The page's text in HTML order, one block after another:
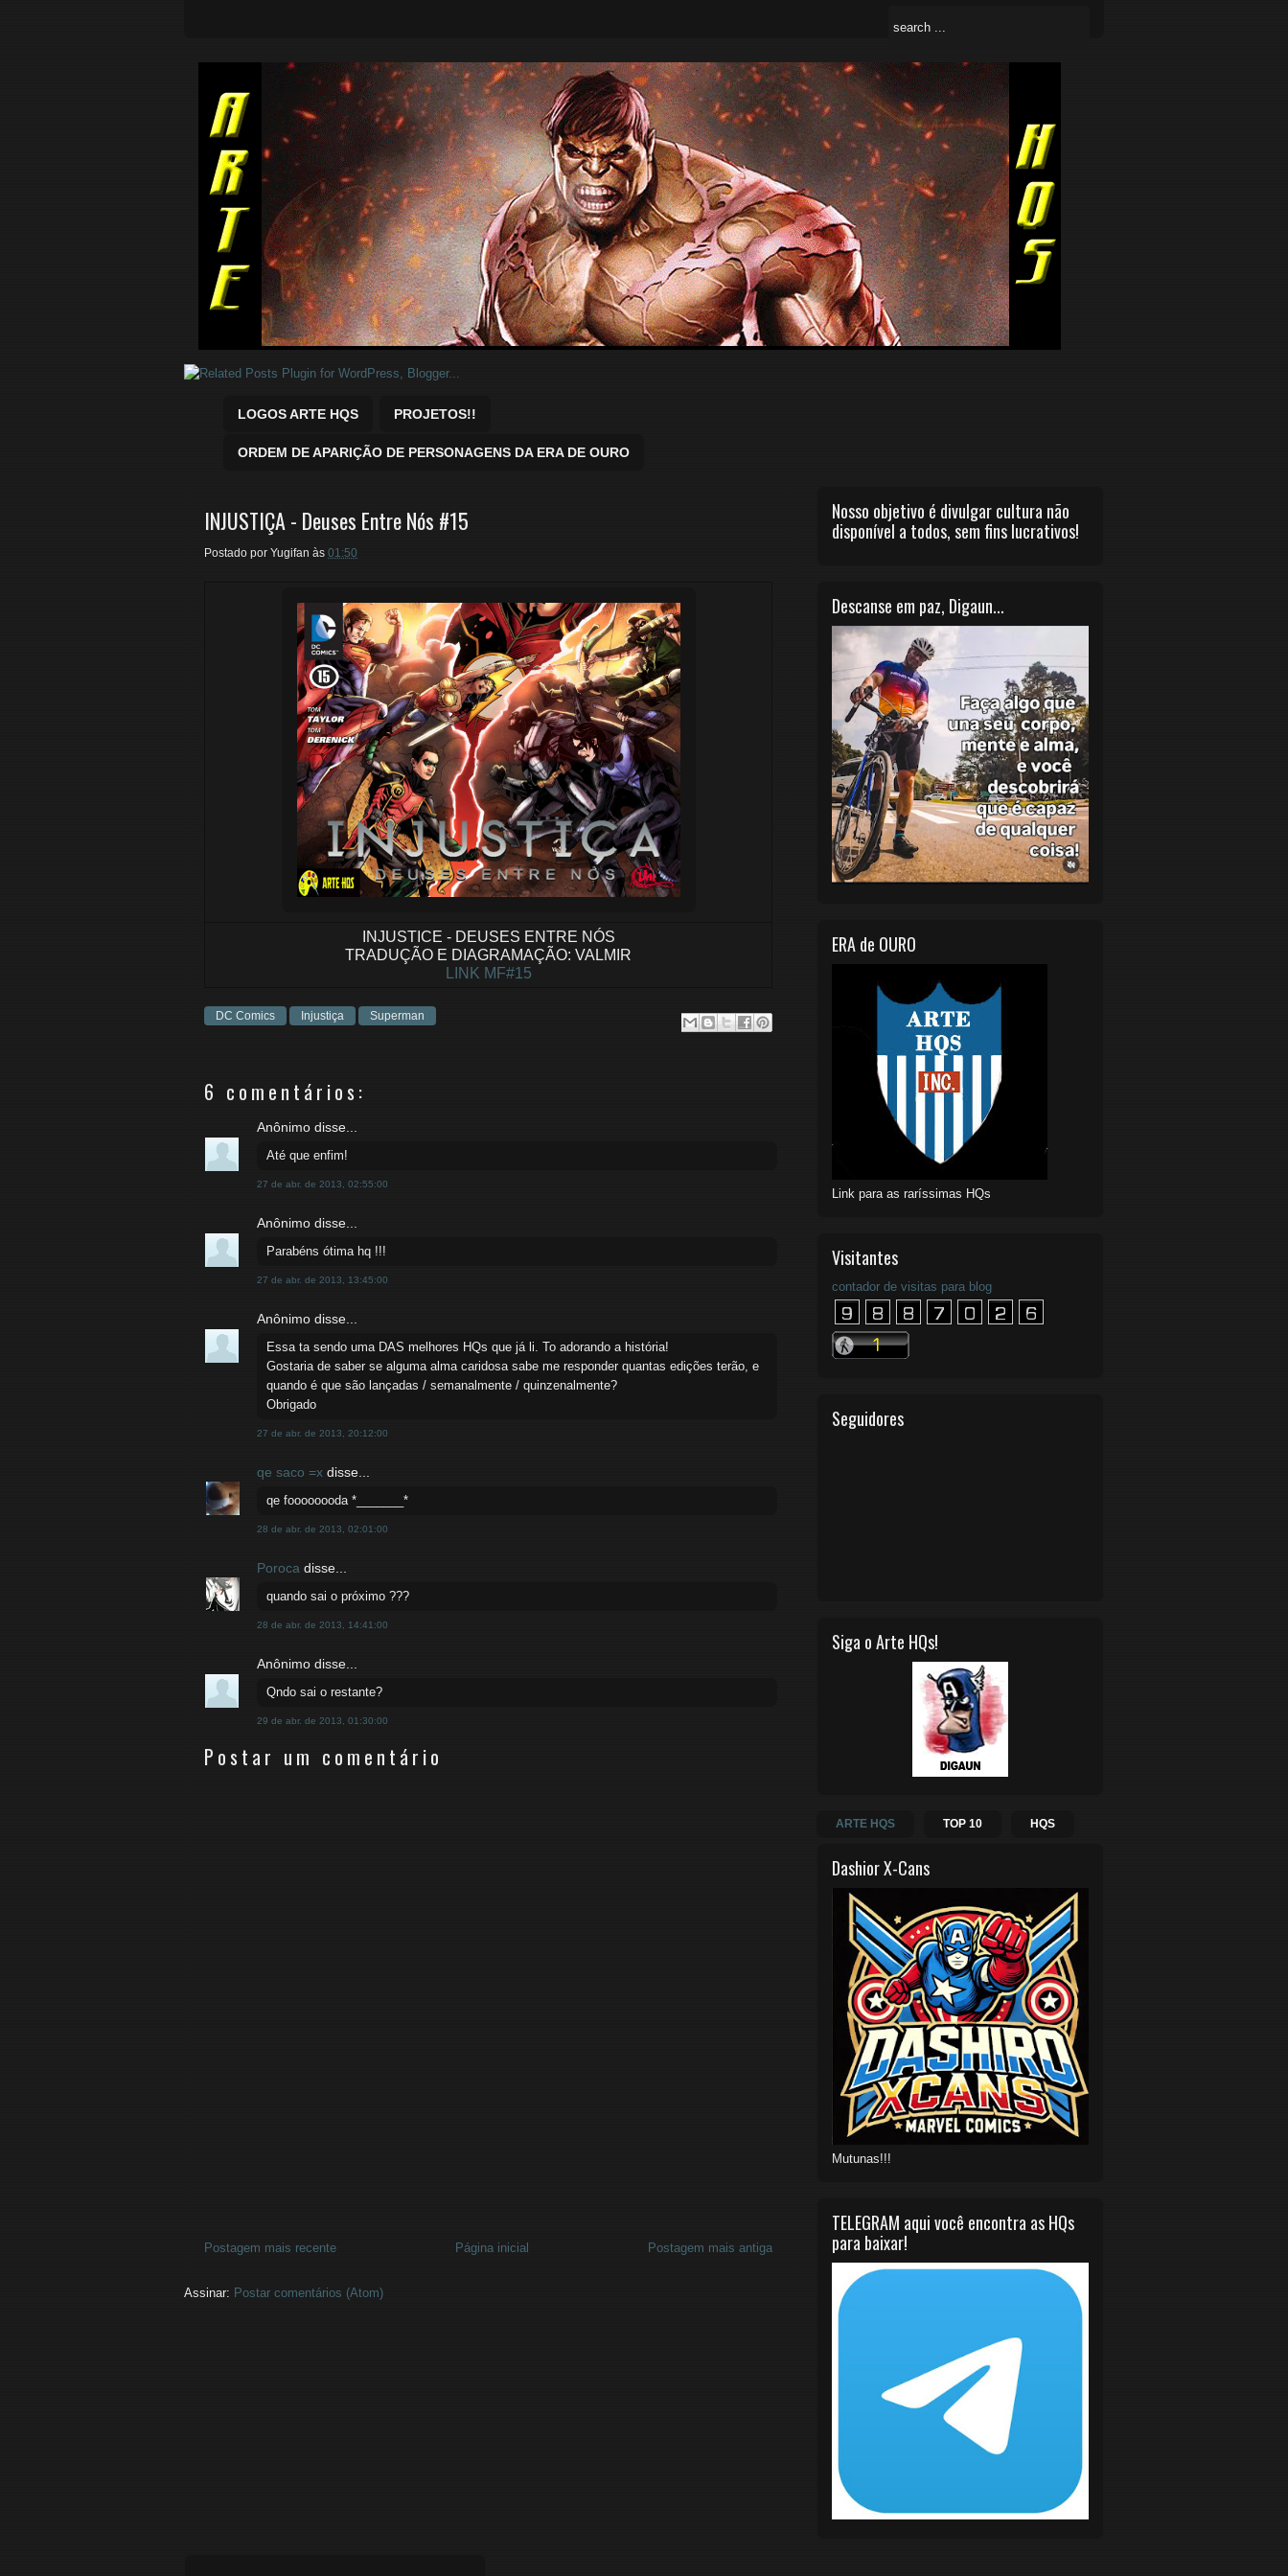
Quadrinhos Marvel e DC para baixar.
LOGOS ARTE HQS PROJETOS!!
ORDEM DE APARIÇÃO DE PERSONAGENS DA ERA DE OURO
INJUSTIÇA - Deuses Entre Nós #15
Postado por Yugifan às 01:50
INJUSTICE - DEUSES ENTRE NÓS
TRADUÇÃO E DIAGRAMAÇÃO: VALMIR
LINK MF#15
DC Comics Injustiça Superman
6 comentários:
Anônimo disse...
Até que enfim!
27 de abr. de 2013, 02:55:00
Anônimo disse...
Parabéns ótima hq !!!
27 de abr. de 2013, 13:45:00
Anônimo disse...
Essa ta sendo uma DAS melhores HQs que já li. To adorando a história!
Gostaria de saber se alguma alma caridosa sabe me responder quantas edições terão, e
quando é que são lançadas / semanalmente / quinzenalmente?
Obrigado
27 de abr. de 2013, 20:12:00
qe saco =x disse...
qe foooooooda *_______*
28 de abr. de 2013, 02:01:00
Poroca disse...
quando sai o próximo ???
28 de abr. de 2013, 14:41:00
Anônimo disse...
Qndo sai o restante?
29 de abr. de 2013, 01:30:00
Postar um comentário
Postagem mais recente Postagem mais antiga
Página inicial
Assinar: Postar comentários (Atom)
Nosso objetivo é divulgar cultura não
disponível a todos, sem fins lucrativos!
Descanse em paz, Digaun...
ERA de OURO
Link para as raríssimas HQs
Visitantes
contador de visitas para blog
Seguidores
Siga o Arte HQs!
ARTE HQS TOP 10 HQS
Dashior X-Cans
Mutunas!!!
TELEGRAM aqui você encontra as HQs
para baixar!